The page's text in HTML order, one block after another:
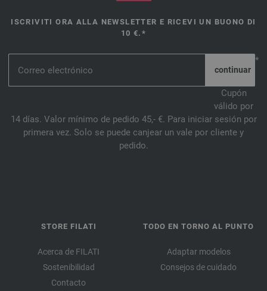
ISCRIVITI ORA ALLA NEWSLETTER E RICEVI UN BUONO DI
10 €.*
*
Cupón
válido por
14 días. Valor mínimo de pedido 45,- €. Para iniciar sesión por
primera vez. Solo se puede canjear un vale por cliente y
pedido.
STORE FILATI
Acerca de FILATI
Sostenibilidad
Contacto
TODO EN TORNO AL PUNTO
Adaptar modelos
Consejos de cuidado